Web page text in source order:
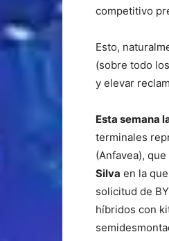
competitivo
Esto,
(sobre todo
y elevar
Esta semana
terminales
(Anfavea),
Silva en la
solicitud de
híbridos con